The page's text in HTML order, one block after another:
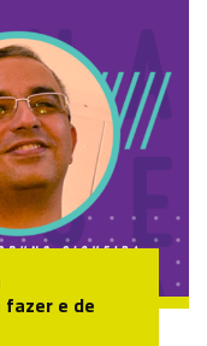
fazer e de